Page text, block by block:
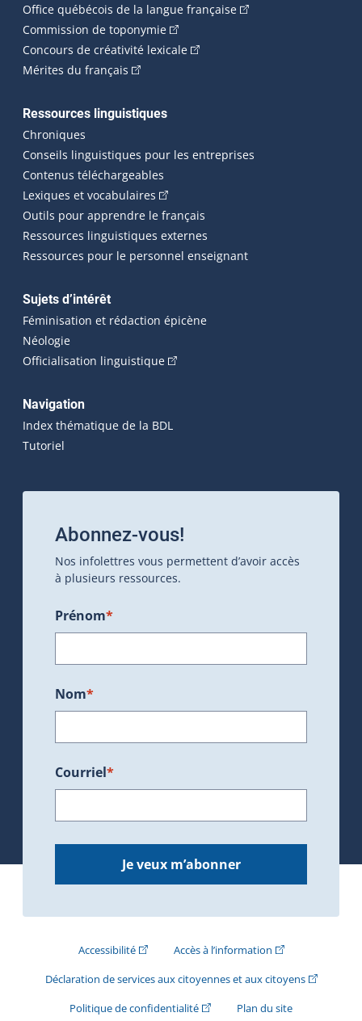
Office québécois de la langue française(Cet hyperlien
Commission de toponymie(Cet hyperlien externe s'ouvrira
Concours de créativité lexicale(Cet hyperlien externe
Mérites du français (Cet hyperlien externe s'ouvrira dans une
Ressources linguistiques
Chroniques
Conseils linguistiques pour les entreprises
Contenus téléchargeables
Lexiques et vocabulaires (Cet hyperlien externe s'ouvrira
Outils pour apprendre le français
Ressources linguistiques externes
Ressources pour le personnel enseignant
Sujets d’intérêt
Féminisation et rédaction épicène
Néologie
Officialisation linguistique(Cet hyperlien externe s'ouvrira
Navigation
Index thématique de la BDL
Tutoriel
Abonnez-vous!
Nos infolettres vous permettent d’avoir accès
à plusieurs ressources.
Prénom*
Nom*
Courriel*
Je veux m’abonner
Accessibilité(Cet hyperlien externe s'ouvrira dans une
Accès à l’information(Cet hyperlien
Déclaration de services aux citoyennes et aux citoyens(Cet
Politique de confidentialité(Cet hyperlien externe s'ouvrira
Plan du site